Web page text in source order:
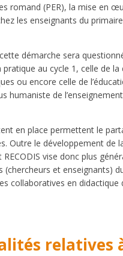
romand (PER), la mise en
les enseignants du
démarche sera
au cycle 1, celle de la
ou encore celle de
humaniste de
en place permettent le
Outre le développement de
vise donc plus
et enseignants)
collaboratives en didactique
relatives